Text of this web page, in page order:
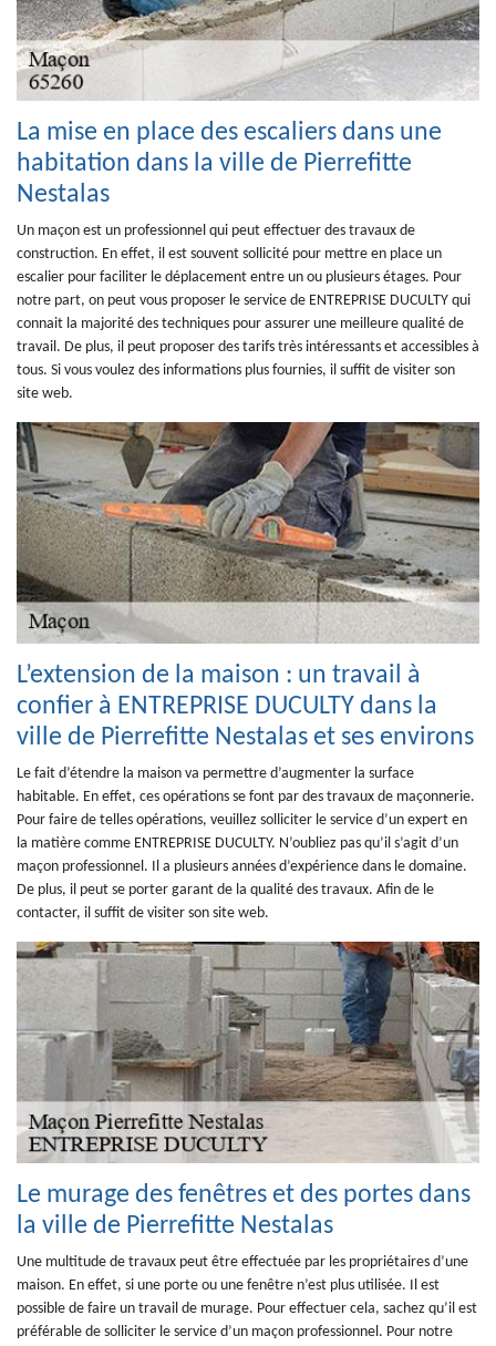
La mise en place des escaliers dans une
habitation dans la ville de Pierrefitte
Nestalas
Un maçon est un professionnel qui peut effectuer des travaux de
construction. En effet, il est souvent sollicité pour mettre en place un
escalier pour faciliter le déplacement entre un ou plusieurs étages. Pour
notre part, on peut vous proposer le service de ENTREPRISE DUCULTY qui
connait la majorité des techniques pour assurer une meilleure qualité de
travail. De plus, il peut proposer des tarifs très intéressants et accessibles à
tous. Si vous voulez des informations plus fournies, il suffit de visiter son
site web.
L’extension de la maison : un travail à
confier à ENTREPRISE DUCULTY dans la
ville de Pierrefitte Nestalas et ses environs
Le fait d’étendre la maison va permettre d’augmenter la surface
habitable. En effet, ces opérations se font par des travaux de maçonnerie.
Pour faire de telles opérations, veuillez solliciter le service d’un expert en
la matière comme ENTREPRISE DUCULTY. N’oubliez pas qu’il s’agit d’un
maçon professionnel. Il a plusieurs années d’expérience dans le domaine.
De plus, il peut se porter garant de la qualité des travaux. Afin de le
contacter, il suffit de visiter son site web.
Le murage des fenêtres et des portes dans
la ville de Pierrefitte Nestalas
Une multitude de travaux peut être effectuée par les propriétaires d’une
maison. En effet, si une porte ou une fenêtre n’est plus utilisée. Il est
possible de faire un travail de murage. Pour effectuer cela, sachez qu’il est
préférable de solliciter le service d’un maçon professionnel. Pour notre